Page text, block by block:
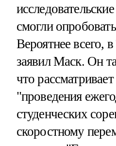
смогли
Вероятнее всего,
заявил Маск. Он
что
"проведения
студенческих
скоростному